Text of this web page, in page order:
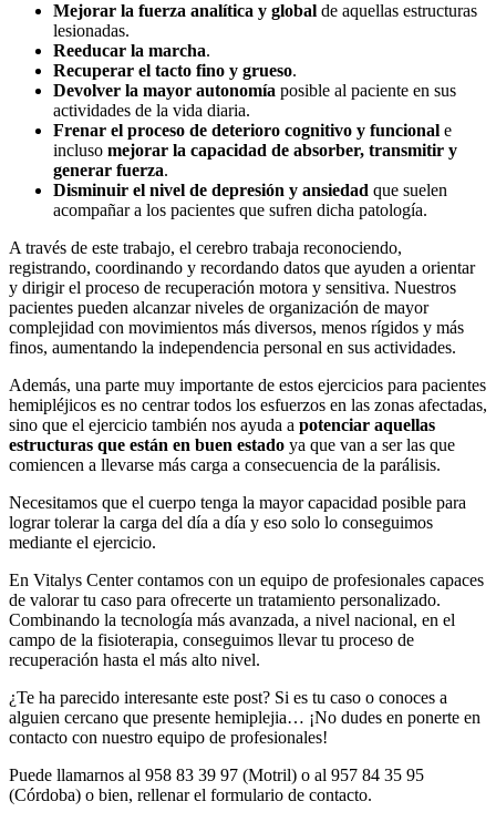
Mejorar la fuerza analítica y global de aquellas estructuras
lesionadas.
Reeducar la marcha.
Recuperar el tacto fino y grueso.
Devolver la mayor autonomía posible al paciente en sus
actividades de la vida diaria.
Frenar el proceso de deterioro cognitivo y funcional e
incluso mejorar la capacidad de absorber, transmitir y
generar fuerza.
Disminuir el nivel de depresión y ansiedad que suelen
acompañar a los pacientes que sufren dicha patología.
A través de este trabajo, el cerebro trabaja reconociendo,
registrando, coordinando y recordando datos que ayuden a orientar
y dirigir el proceso de recuperación motora y sensitiva. Nuestros
pacientes pueden alcanzar niveles de organización de mayor
complejidad con movimientos más diversos, menos rígidos y más
finos, aumentando la independencia personal en sus actividades.
Además, una parte muy importante de estos ejercicios para pacientes
hemipléjicos es no centrar todos los esfuerzos en las zonas afectadas,
sino que el ejercicio también nos ayuda a potenciar aquellas
estructuras que están en buen estado ya que van a ser las que
comiencen a llevarse más carga a consecuencia de la parálisis.
Necesitamos que el cuerpo tenga la mayor capacidad posible para
lograr tolerar la carga del día a día y eso solo lo conseguimos
mediante el ejercicio.
En Vitalys Center contamos con un equipo de profesionales capaces
de valorar tu caso para ofrecerte un tratamiento personalizado.
Combinando la tecnología más avanzada, a nivel nacional, en el
campo de la fisioterapia, conseguimos llevar tu proceso de
recuperación hasta el más alto nivel.
¿Te ha parecido interesante este post? Si es tu caso o conoces a
alguien cercano que presente hemiplejia… ¡No dudes en ponerte en
contacto con nuestro equipo de profesionales!
Puede llamarnos al 958 83 39 97 (Motril) o al 957 84 35 95
(Córdoba) o bien, rellenar el formulario de contacto.